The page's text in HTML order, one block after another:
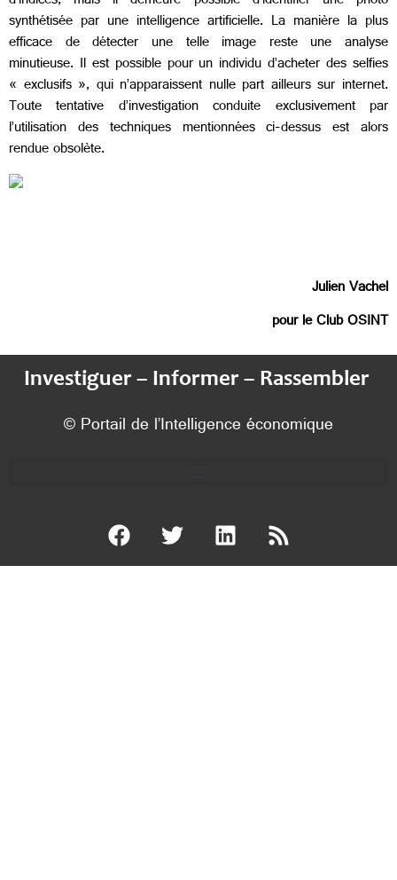
synthétisée par une intelligence artificielle. La manière la plus
efficace de détecter une telle image reste une analyse
minutieuse. Il est possible pour un individu d’acheter des selfies
« exclusifs », qui n’apparaissent nulle part ailleurs sur internet.
Toute tentative d’investigation conduite exclusivement par
l’utilisation des techniques mentionnées ci-dessus est alors
rendue obsolète.
Julien Vachel
pour le Club OSINT
Investiguer – Informer – Rassembler
© Portail de l’Intelligence économique